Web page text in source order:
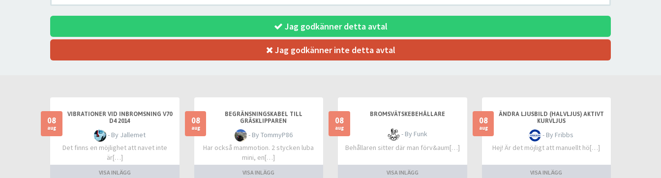
Jag godkänner detta avtal
Jag godkänner inte detta avtal
08
aug
VIBRATIONER VID INBROMSNING V70
D4 2014
- By Jallemet
Det finns en möjlighet att navet inte
är[…]
VISA INLÄGG
08
aug
BEGRÄNSNINGSKABEL TILL
GRÄSKLIPPAREN
- By TommyP86
Har också mammotion. 2 stycken luba
mini, en[…]
VISA INLÄGG
08
aug
BROMSVÄTSKEBEHÅLLARE
- By Funk
Behållaren sitter där man förv&aum[…]
VISA INLÄGG
08
aug
ÄNDRA LJUSBILD (HALVLJUS) AKTIVT
KURVLJUS
- By Fribbs
Hej! Är det möjligt att manuellt hö[…]
VISA INLÄGG